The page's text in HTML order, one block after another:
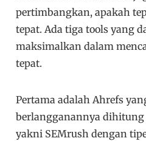
pertimbangkan, apakah
tepat. Ada tiga tools yang
maksimalkan dalam
tepat.
Pertama adalah Ahrefs
berlangganannya dihitung
yakni SEMrush dengan